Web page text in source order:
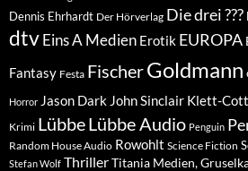
Dennis Ehrhardt Der Hörverlag Die drei ???
dtvEins A Medien Erotik EUROPA
Fantasy Festa FischerGoldmann
Horror Jason Dark John Sinclair Klett-
Krimi LübbeLübbe Audio Penguin
Random House Audio Rowohlt Science Fiction
Stefan Wolf ThrillerTitania Medien,